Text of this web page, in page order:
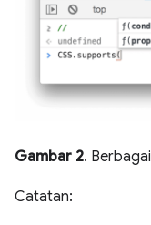
Gambar 2.
Catatan: